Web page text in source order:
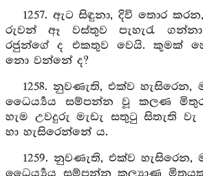
1257. ඇට සිඳුනා, දිවි තොර
රුවන් ඈ වස්තුව පැහැරැ
රජුන්ගේ ද එකතුව වෙයි. කුමක්
නො වන්නේ ද?
1258. නුවණැති, එක්ව හැසිරෙන,
ධෛර්‍ය්‍යය සම්පන්න වූ කලණ
හැම උවදුරු මැඩැ සතුටු සිතැති
හා හැසිරෙන්නේ ය.
1259. නුවණැති, එක්ව හැසිරෙන,